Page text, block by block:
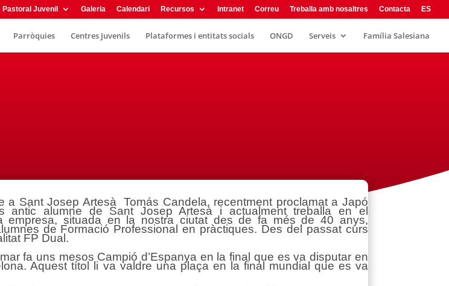
Pastoral Juvenil Galeria Calendari Recursos Intranet Correu Treballa amb nosaltres Contacta ES
Parròquies Centres Juvenils Plataformes i entitats socials ONGD Serveis Família Salesiana
a Sant Josep Artesà Tomás Candela, recentment proclamat a Japó
antic alumne de Sant Josep Artesà i actualment treballa en el
empresa, situada en la nostra ciutat des de fa més de 40 anys,
de Formació Professional en pràctiques. Des del passat curs
FP Dual.
fa uns mesos Campió d’Espanya en la final que es va disputar en
Aquest títol li va valdre una plaça en la final mundial que es va